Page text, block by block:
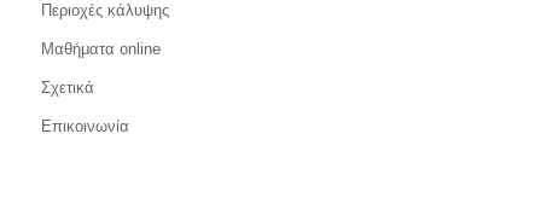
Περιοχές κάλυψης
Μαθήματα online
Σχετικά
Επικοινωνία